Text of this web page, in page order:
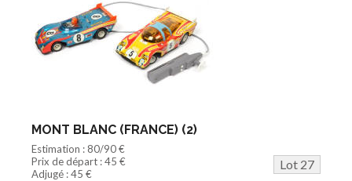
MONT BLANC (FRANCE) (2)
Estimation : 80/90 €
Prix de départ : 45 €
Lot 27
Adjugé : 45 €